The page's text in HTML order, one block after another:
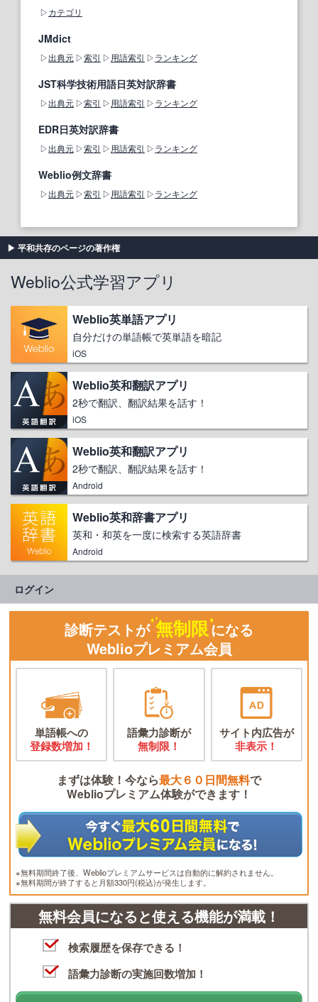
カテゴリ
JMdict
出典元 索引 用語索引 ランキング
JST科学技術用語日英対訳辞書
出典元 索引 用語索引 ランキング
EDR日英対訳辞書
出典元 索引 用語索引 ランキング
Weblio例文辞書
出典元 索引 用語索引 ランキング
平和共存のページの著作権
Weblio公式学習アプリ
Weblio英単語アプリ
自分だけの単語帳で英単語を暗記
iOS
Weblio英和翻訳アプリ
2秒で翻訳、翻訳結果を話す！
iOS
Weblio英和翻訳アプリ
2秒で翻訳、翻訳結果を話す！
Android
Weblio英和辞書アプリ
英和・和英を一度に検索する英語辞書
Android
ログイン
診断テストが 無制限になる
Weblioプレミアム会員
単語帳への
登録数増加！
語彙力診断が
無制限！
サイト内広告が
非表示！
まずは体験！今なら最大６０日間無料で
Weblioプレミアム体験ができます！
※無料期間終了後、Weblioプレミアムサービスは自動的に解約されません。
※無料期間が終了すると月額330円(税込)が発生します。
無料会員になると使える機能が満載！
検索履歴を保存できる！
語彙力診断の実施回数増加！